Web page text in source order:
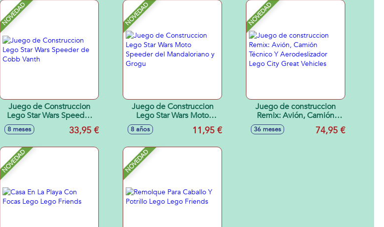
NOVEDAD
Juego de Construccion
Lego Star Wars Speeder
de Cobb Vanth
8 meses 33,95 €
NOVEDAD
Juego de Construccion
Lego Star Wars Moto
Speeder del Mandaloriano
8 años 11,95 €
NOVEDAD
Juego de construccion
Remix: Avión, Camión
Técnico Y Aerodeslizador
Lego City Great Vehicles
36 meses 74,95 €
NOVEDAD NOVEDAD